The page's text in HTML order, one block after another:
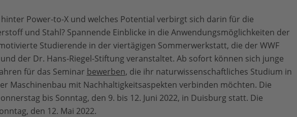
Power-to-X und welches Potential verbirgt sich darin für die
und Stahl? Spannende Einblicke in die Anwendungsmöglichkeiten der
Studierende in der viertägigen Sommerwerkstatt, die der WWF
und der Dr. Hans-Riegel-Stiftung veranstaltet. Ab sofort können sich junge
für das Seminar bewerben, die ihr naturwissenschaftliches Studium in
Maschinenbau mit Nachhaltigkeitsaspekten verbinden möchten. Die
bis Sonntag, den 9. bis 12. Juni 2022, in Duisburg statt. Die
den 12. Mai 2022.